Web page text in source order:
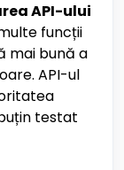
API-ului
funcții
mai bună a
API-ul
testat